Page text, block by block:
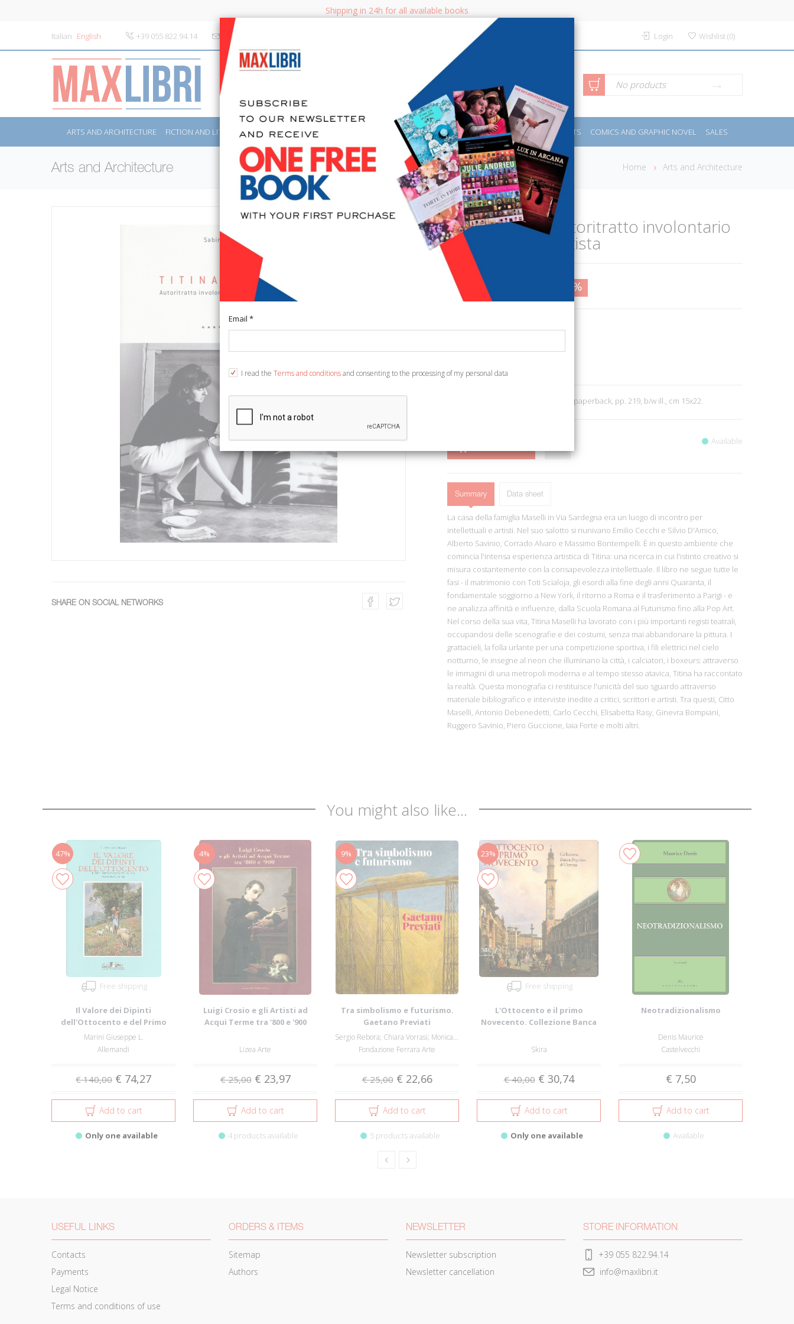
Shipping in 24h for all available books
Italian English +39 055 822.94.14 info@maxlibri.it Login Wishlist(0)
SEARCH Advanced
Search
No products
ARTS AND ARCHITECTURE FICTION AND LITERATURE NON FICTION BOOKS FOR CHILDREN & YOUNG ADULTS MANUALS - GUIDES SPORTS COMICS AND GRAPHIC NOVEL SALES
Arts and Architecture Home Arts and Architecture
SHARE ON SOCIAL NETWORKS
Titina Maselli. Autoritratto involontario
di una grande artista
€ 10,00 71%
Code: 881692946497918
Category: Essays, Works, Reviews
Ean13:
9788869440366
Edited by De Gregori S. Roma, 2015; paperback, pp. 219, b/w ill., cm 15x22.
Available
Summary Data sheet
La casa della famiglia Maselli in Via Sardegna era un luogo di incontro per
intellettuali e artisti. Nel suo salotto si riunivano Emilio Cecchi e Silvio D'Amico,
Alberto Savinio, Corrado Alvaro e Massimo Bontempelli. È in questo ambiente che
comincia l'intensa esperienza artistica di Titina: una ricerca in cui l'istinto creativo si
misura costantemente con la consapevolezza intellettuale. Il libro ne segue tutte le
fasi - il matrimonio con Toti Scialoja, gli esordi alla fine degli anni Quaranta, il
fondamentale soggiorno a New York, il ritorno a Roma e il trasferimento a Parigi - e
ne analizza affinità e influenze, dalla Scuola Romana al Futurismo fino alla Pop Art.
Nel corso della sua vita, Titina Maselli ha lavorato con i più importanti registi teatrali,
occupandosi delle scenografie e dei costumi, senza mai abbandonare la pittura. I
grattacieli, la folla urlante per una competizione sportiva, i fili elettrici nel cielo
notturno, le insegne al neon che illuminano la città, i calciatori, i boxeurs: attraverso
le immagini di una metropoli moderna e al tempo stesso atavica, Titina ha raccontato
la realtà. Questa monografia ci restituisce l'unicità del suo sguardo attraverso
materiale bibliografico e interviste inedite a critici, scrittori e artisti. Tra questi, Citto
Maselli, Antonio Debenedetti, Carlo Cecchi, Elisabetta Rasy, Ginevra Bompiani,
Ruggero Savinio, Piero Guccione, Iaia Forte e molti altri.
You might also like...
47%
Free shipping
Il Valore dei Dipinti
dell'Ottocento e del Primo
Novecento. XXIX ...
Marini Giuseppe L.
Allemandi
€ 140,00 € 74,27
Add to cart
Only one available
4%
Luigi Crosio e gli Artisti ad
Acqui Terme tra '800 e '900
Lizea Arte
€ 25,00 € 23,97
Add to cart
4 products available
9%
Tra simbolismo e futurismo.
Gaetano Previati
Sergio Rebora; Chiara Vorrasi; Monica Vina...
Fondazione Ferrara Arte
€ 25,00 € 22,66
Add to cart
5 products available
23%
Free shipping
L'Ottocento e il primo
Novecento. Collezione Banca
Skira
€ 40,00 € 30,74
Add to cart
Only one available
Neotradizionalismo
Denis Maurice
Castelvecchi
€ 7,50
Add to cart
Available
USEFUL LINKS
Contacts
Payments
Legal Notice
Terms and conditions of use
ORDERS & ITEMS
Sitemap
Authors
NEWSLETTER
Newsletter subscription
Newsletter cancellation
STORE INFORMATION
+39 055 822.94.14
info@maxlibri.it
Email *
I read the Terms and conditionsand consenting to the processing of my personal data